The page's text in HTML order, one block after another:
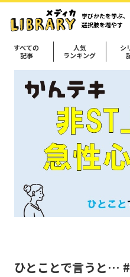
学びかたを学ぶ、
選択肢を増やす
すべての
記事
人気
ランキング
シ
ひとことで言うと…